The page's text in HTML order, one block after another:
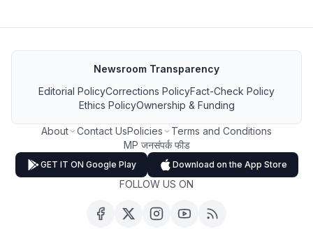
Newsroom Transparency
Editorial PolicyCorrections PolicyFact-Check Policy
Ethics PolicyOwnership & Funding
About Contact UsPolicies
Terms and Conditions
MP जनसंपर्क फीड
GET IT ON Google Play Download on the App Store
FOLLOW US ON